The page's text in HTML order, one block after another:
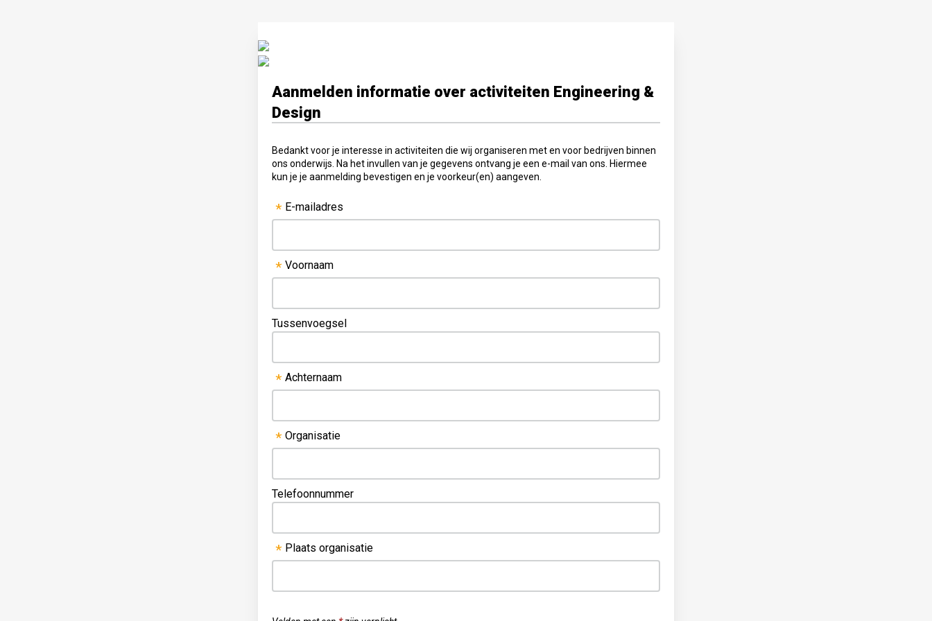
Aanmelden informatie over activiteiten Engineering &
Design
Bedankt voor je interesse in activiteiten die wij organiseren met en voor bedrijven binnen
ons onderwijs. Na het invullen van je gegevens ontvang je een e-mail van ons. Hiermee
kun je je aanmelding bevestigen en je voorkeur(en) aangeven.
E-mailadres
*
Voornaam
*
Tussenvoegsel
Achternaam
*
Organisatie
*
Telefoonnummer
Plaats organisatie
*